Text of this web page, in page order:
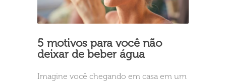
5 motivos para você não
deixar de beber água
Imagine você chegando em casa em um